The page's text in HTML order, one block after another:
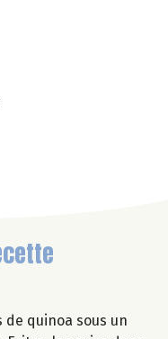
de quinoa sous un